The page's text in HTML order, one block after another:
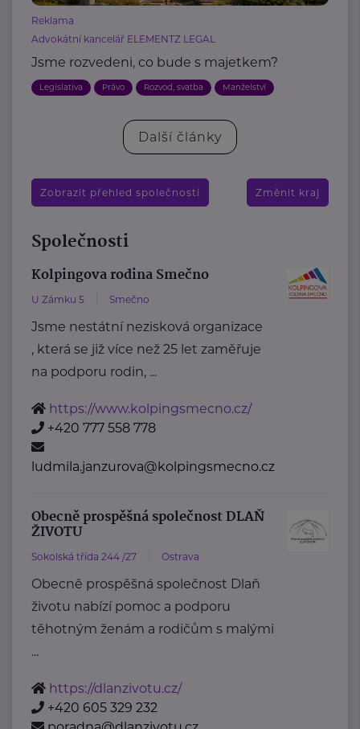
Reklama
Advokátní kancelář ELEMENTZ LEGAL
Jsme rozvedeni, co bude s majetkem?
Legislativa Právo Rozvod, svatba Manželství
Další články
Zobrazit přehled společností Změnit kraj
Společnosti
Kolpingova rodina Smečno
U Zámku 5 Smečno
Jsme nestátní nezisková organizace
, která se již více než 25 let zaměřuje
na podporu rodin, ...
https://www.kolpingsmecno.cz/
+420 777 558 778
ludmila.janzurova@kolpingsmecno.cz
Obecně prospěšná společnost DLAŇ
ŽIVOTU
Sokolská třída 244 /27 Ostrava
Obecně prospěšná společnost Dlaň
životu nabízí pomoc a podporu
těhotným ženám a rodičům s malými
...
https://dlanzivotu.cz/
+420 605 329 232